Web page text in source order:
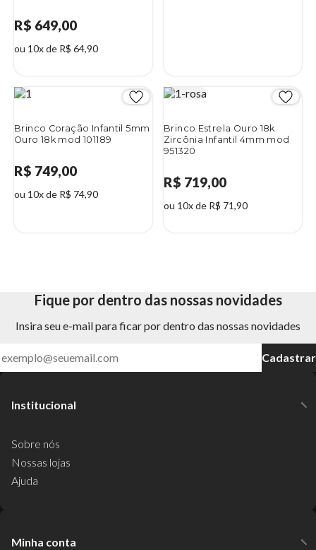
R$ 649,00
ou 10x de R$ 64,90
Brinco Coração Infantil 5mm
Ouro 18k mod 101189
R$ 749,00
ou 10x de R$ 74,90
Brinco Estrela Ouro 18k
Zircônia Infantil 4mm mod
951320
R$ 719,00
ou 10x de R$ 71,90
Fique por dentro das nossas novidades
Insira seu e-mail para ficar por dentro das nossas novidades
Cadastrar
Institucional
Sobre nós
Nossas lojas
Ajuda
Minha conta